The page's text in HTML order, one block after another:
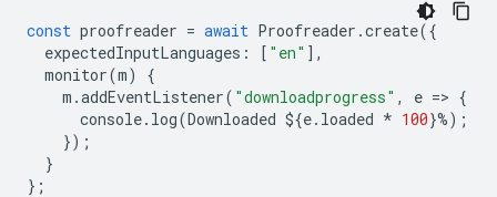
const proofreader = await Proofreader .create({
expectedInputLanguages : [ "en" ],
monitor(m)
{
m .addEventListener( "downloadprogress" , e => {
console. log(Downloaded ${e. loaded * 100}%);
});
}
};